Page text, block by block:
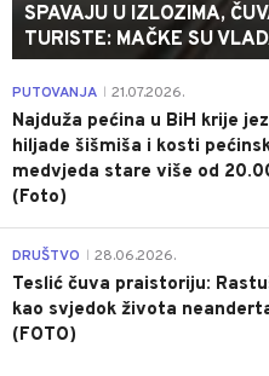
SPAVAJU U IZLOZIMA,
TURISTE: MAČKE SU
PUTOVANJA 21.07.2026.
Najduža pećina u BiH krije
hiljade šišmiša i kosti
medvjeda stare više od
(Foto)
DRUŠTVO 28.06.2026.
Teslić čuva praistoriju:
kao svjedok života
(FOTO)